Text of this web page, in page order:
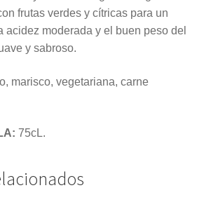
frutas verdes y cítricas para un
acidez moderada y el buen peso del
y sabroso.
marisco, vegetariana, carne
75cL.